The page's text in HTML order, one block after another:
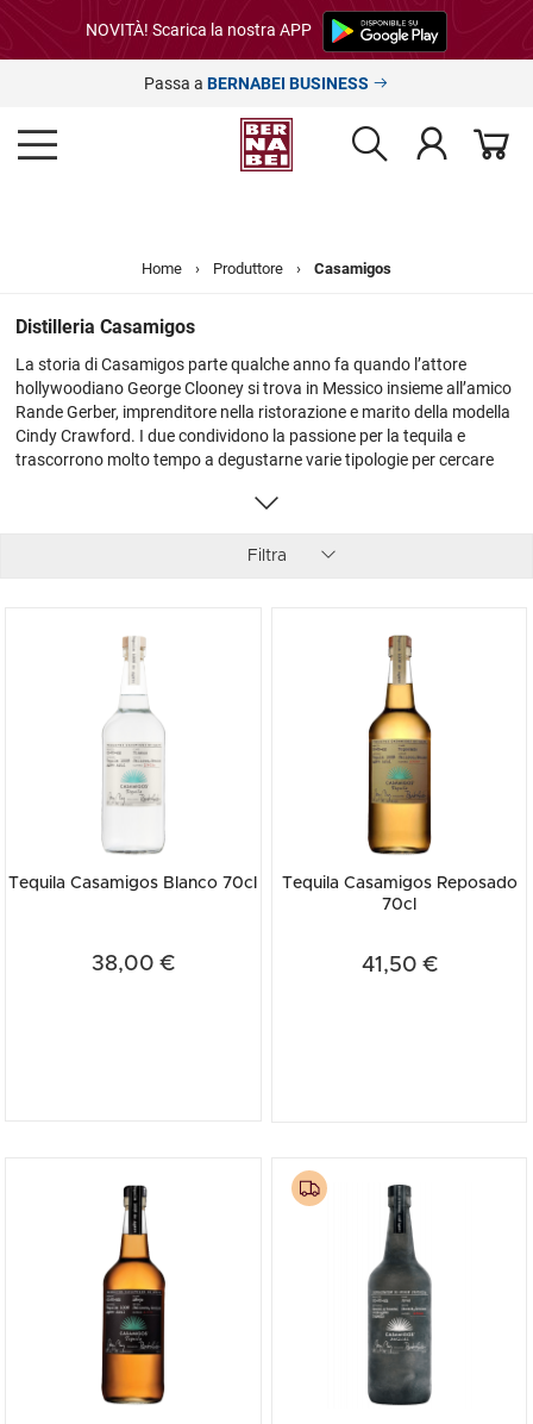
NOVITÀ! Scarica la nostra APP
Passa a BERNABEI BUSINESS
Home › Produttore › Casamigos
Distilleria Casamigos
La storia di Casamigos parte qualche anno fa quando l’attore
hollywoodiano George Clooney si trova in Messico insieme all’amico
Rande Gerber, imprenditore nella ristorazione e marito della modella
Cindy Crawford. I due condividono la passione per la tequila e
trascorrono molto tempo a degustarne varie tipologie per cercare
loro di berla liscia, senza ghiaccio, né sale o limone ma scoprono
direttamente ad una distilleria perchè possa produrre qualche
poi lasciar fermentare il succo per circa 80 ore, un metodo
artigianale molto più lungo rispetto alla tradizione. Una volta
ottenuta la tequila dei loro sogni, Clooney e Gerber iniziano a farla
assaggiare e, in poco tempo, Casamigos, ‘la casa degli amici’, viene
venduta prima negli Usa e poi in Canada, diventando, ben presto, la
tequila più popolare e bevuta tra gli intenditori. Blanco, Reposado e
Anejo, ben presto Casamigos ha varcato l’Oceano arrivando sino a
noi; ogni lotto viene numerato e firmato da Gerber e Clooney: le
bottiglie hanno un packaging minimalista, casual ma di classe,
Filtra
Tequila Casamigos Blanco 70cl
38,00 €
Tequila Casamigos Reposado
70cl
41,50 €